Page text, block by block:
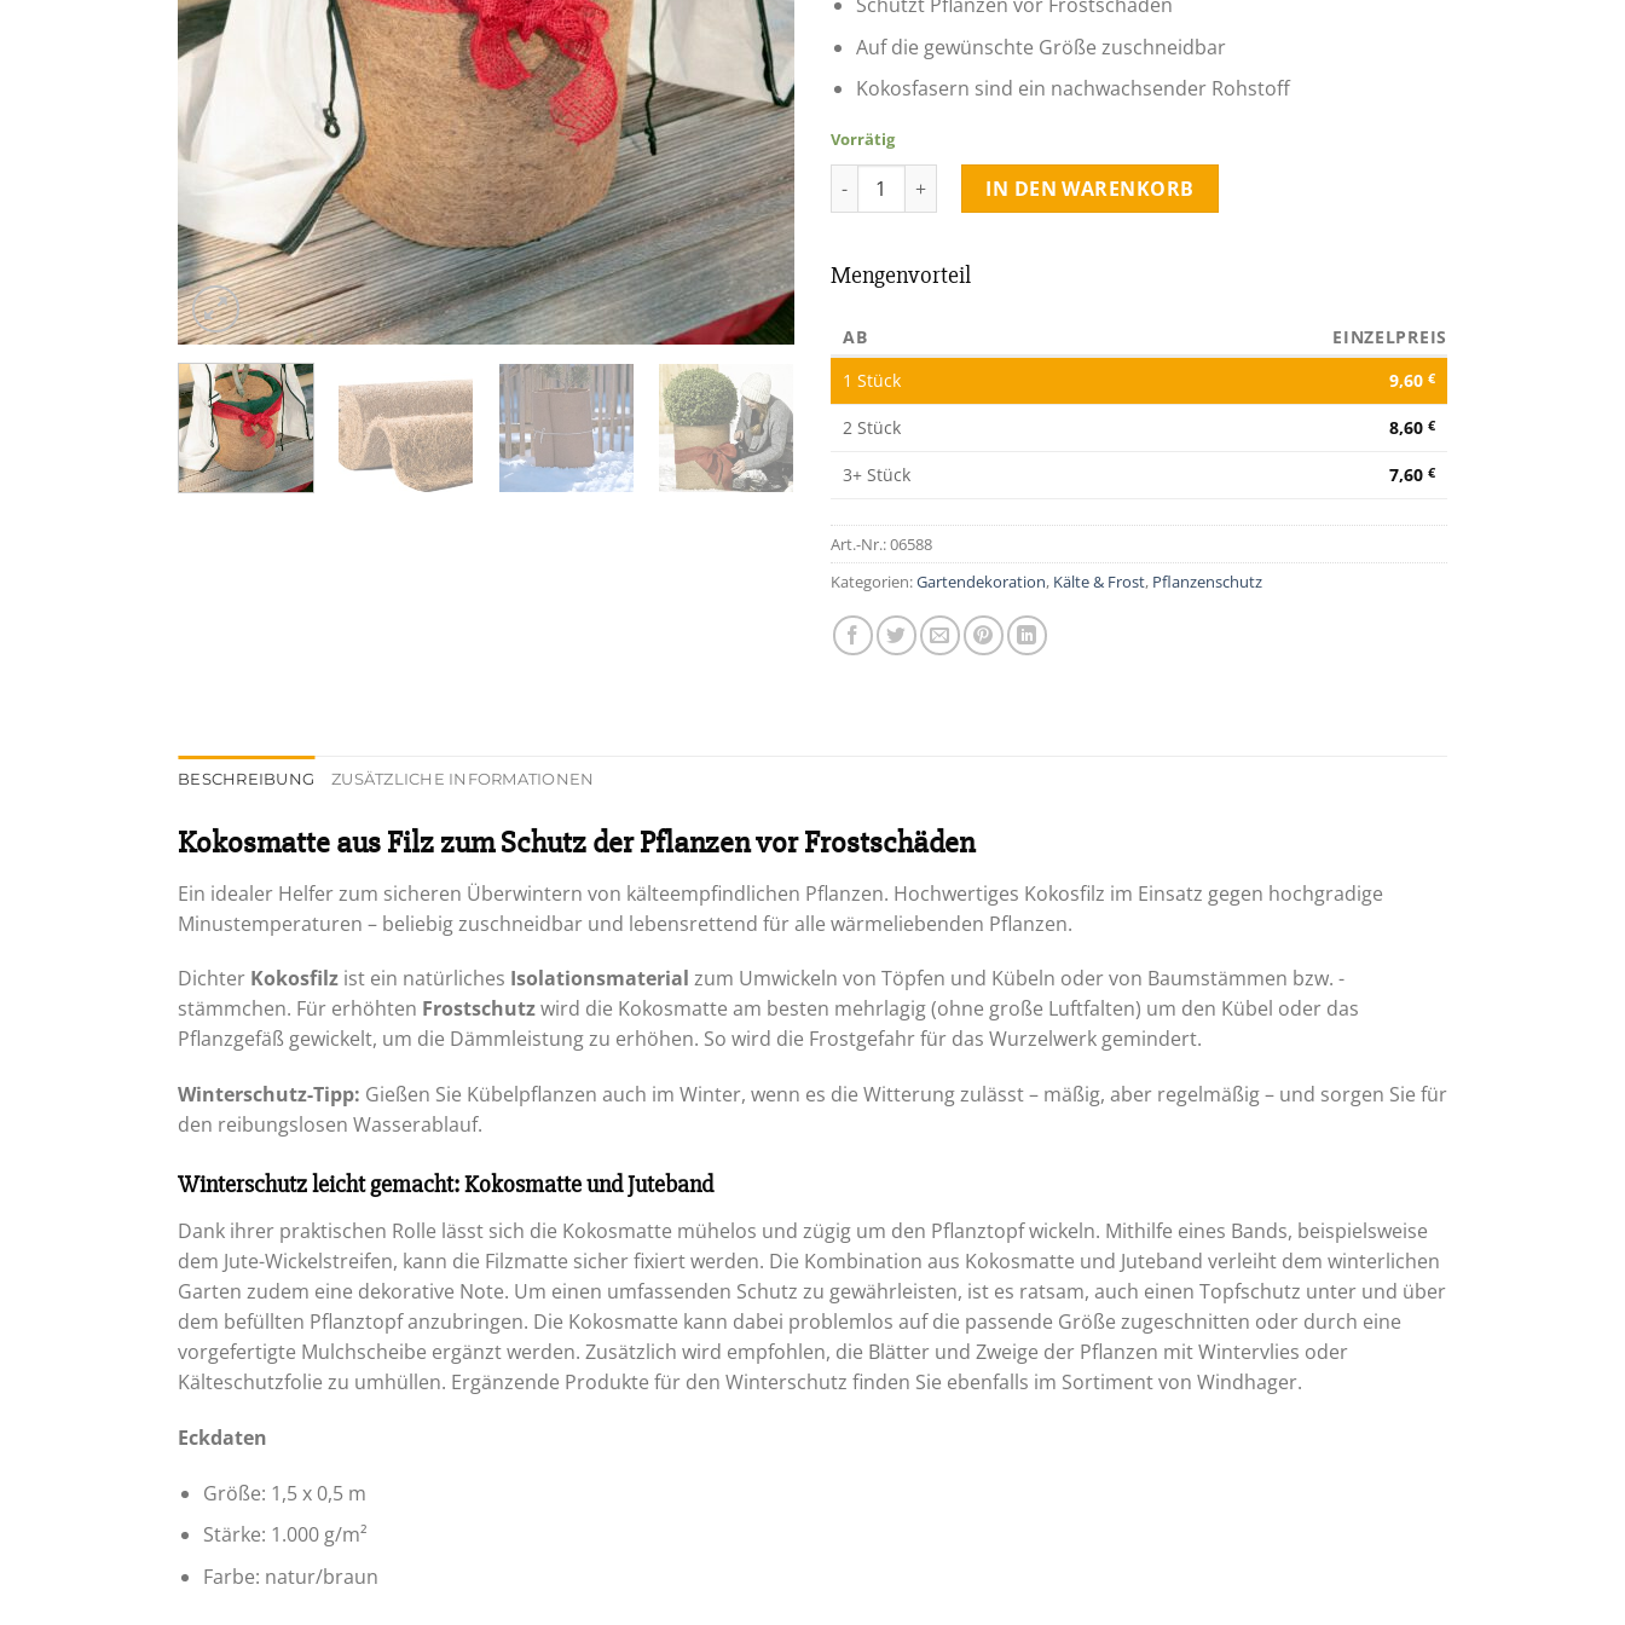
Auf die gewünschte Größe zuschneidbar
Kokosfasern sind ein nachwachsender Rohstoff
Vorrätig
Kokosmatte als Kälteschutz 0,5 x 1,5 m Menge
IN DEN WARENKORB
Mengenvorteil
AB
EINZELPREIS
1 Stück 9,60 €
2 Stück 8,60 €
3+ Stück 7,60 €
Art.-Nr.:06588
Kategorien:Gartendekoration, Kälte & Frost, Pflanzenschutz
BESCHREIBUNG ZUSÄTZLICHE INFORMATIONEN
Kokosmatte aus Filz zum Schutz der Pflanzen vor Frostschäden
Ein idealer Helfer zum sicheren Überwintern von kälteempfindlichen Pflanzen. Hochwertiges Kokosfilz im Einsatz gegen hochgradige
Minustemperaturen – beliebig zuschneidbar und lebensrettend für alle wärmeliebenden Pflanzen.
Dichter Kokosfilz ist ein natürliches Isolationsmaterial zum Umwickeln von Töpfen und Kübeln oder von Baumstämmen bzw. -
stämmchen. Für erhöhten Frostschutzwird die Kokosmatte am besten mehrlagig (ohne große Luftfalten) um den Kübel oder das
Pflanzgefäß gewickelt, um die Dämmleistung zu erhöhen. So wird die Frostgefahr für das Wurzelwerk gemindert.
Winterschutz-Tipp: Gießen Sie Kübelpflanzen auch im Winter, wenn es die Witterung zulässt – mäßig, aber regelmäßig – und sorgen Sie für
den reibungslosen Wasserablauf.
Winterschutz leicht gemacht: Kokosmatte und Juteband
Dank ihrer praktischen Rolle lässt sich die Kokosmatte mühelos und zügig um den Pflanztopf wickeln. Mithilfe eines Bands, beispielsweise
dem Jute-Wickelstreifen, kann die Filzmatte sicher fixiert werden. Die Kombination aus Kokosmatte und Juteband verleiht dem winterlichen
Garten zudem eine dekorative Note. Um einen umfassenden Schutz zu gewährleisten, ist es ratsam, auch einen Topfschutz unter und über
dem befüllten Pflanztopf anzubringen. Die Kokosmatte kann dabei problemlos auf die passende Größe zugeschnitten oder durch eine
vorgefertigte Mulchscheibe ergänzt werden. Zusätzlich wird empfohlen, die Blätter und Zweige der Pflanzen mit Wintervlies oder
Kälteschutzfolie zu umhüllen. Ergänzende Produkte für den Winterschutz finden Sie ebenfalls im Sortiment von Windhager.
Eckdaten
Größe: 1,5 x 0,5 m
Stärke: 1.000 g/m²
Farbe: natur/braun